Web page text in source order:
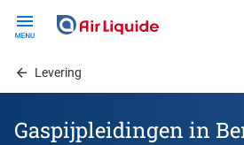
contentLevering
Gaspijpleidingen in